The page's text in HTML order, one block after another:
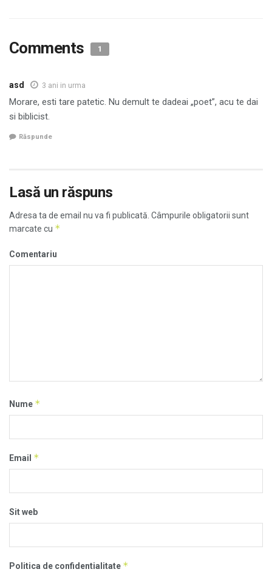
Comments 1
asd 3 ani in urma
Morare, esti tare patetic. Nu demult te dadeai „poet”, acu te dai
si biblicist.
Răspunde
Lasă un răspuns
Adresa ta de email nu va fi publicată. Câmpurile obligatorii sunt
marcate cu *
Comentariu
Nume *
Email *
Sit web
Politica de confidentialitate *